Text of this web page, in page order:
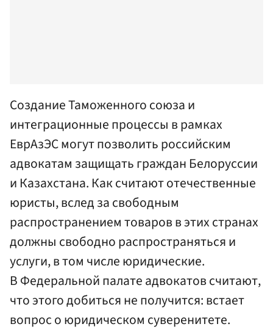
Создание Таможенного союза и
интеграционные процессы в рамках
ЕврАзЭС могут позволить российским
адвокатам защищать граждан Белоруссии
и Казахстана. Как считают отечественные
юристы, вслед за свободным
распространением товаров в этих странах
должны свободно распространяться и
услуги, в том числе юридические.
В Федеральной палате адвокатов считают,
что этого добиться не получится: встает
вопрос о юридическом суверенитете.